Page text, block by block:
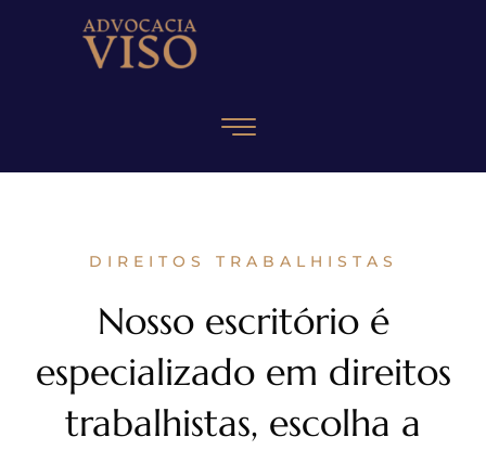
DIREITOS TRABALHISTAS
Nosso escritório é
especializado em direitos
trabalhistas, escolha a